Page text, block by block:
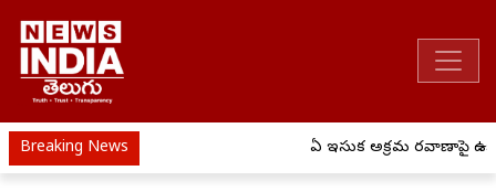
Breaking News ఏపీ ఇసుక అక్రమ రవాణాపై